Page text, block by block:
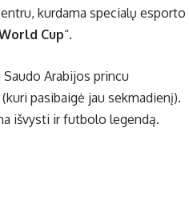
kurdama specialų esporto
Cup“.
Arabijos princu
pasibaigė jau sekmadienį).
išvysti ir futbolo legendą.